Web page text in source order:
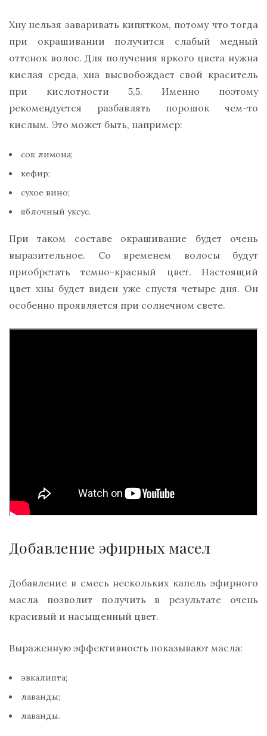
Хну нельзя заваривать кипятком, потому что тогда
при окрашивании получится слабый медный
оттенок волос. Для получения яркого цвета нужна
кислая среда, хна высвобождает свой краситель
при кислотности 5,5. Именно поэтому
рекомендуется разбавлять порошок чем-то
кислым. Это может быть, например:
сок лимона;
кефир;
сухое вино;
яблочный уксус.
При таком составе окрашивание будет очень
выразительное. Со временем волосы будут
приобретать темно-красный цвет. Настоящий
цвет хны будет виден уже спустя четыре дня. Он
особенно проявляется при солнечном свете.
Добавление эфирных масел
Добавление в смесь нескольких капель эфирного
масла позволит получить в результате очень
красивый и насыщенный цвет.
Выраженную эффективность показывают масла:
эвкалипта;
лаванды;
лаванды.